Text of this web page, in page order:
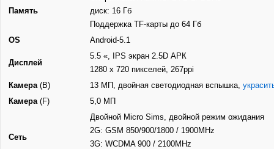
Память
диск: 16 Гб
Поддержка TF-карты до 64 Гб
OS
Android-5.1
Дисплей
5.5 «, IPS экран 2.5D АРК
1280 х 720 пикселей, 267ppi
Камера(В) 13 МП, двойная светодиодная вспышка,
Камера(F) 5,0 МП
Сеть
Двойной Micro Sims, двойной режим ожидания
2G: GSM 850/900/1800 / 1900MHz
3G: WCDMA 900 / 2100MHz